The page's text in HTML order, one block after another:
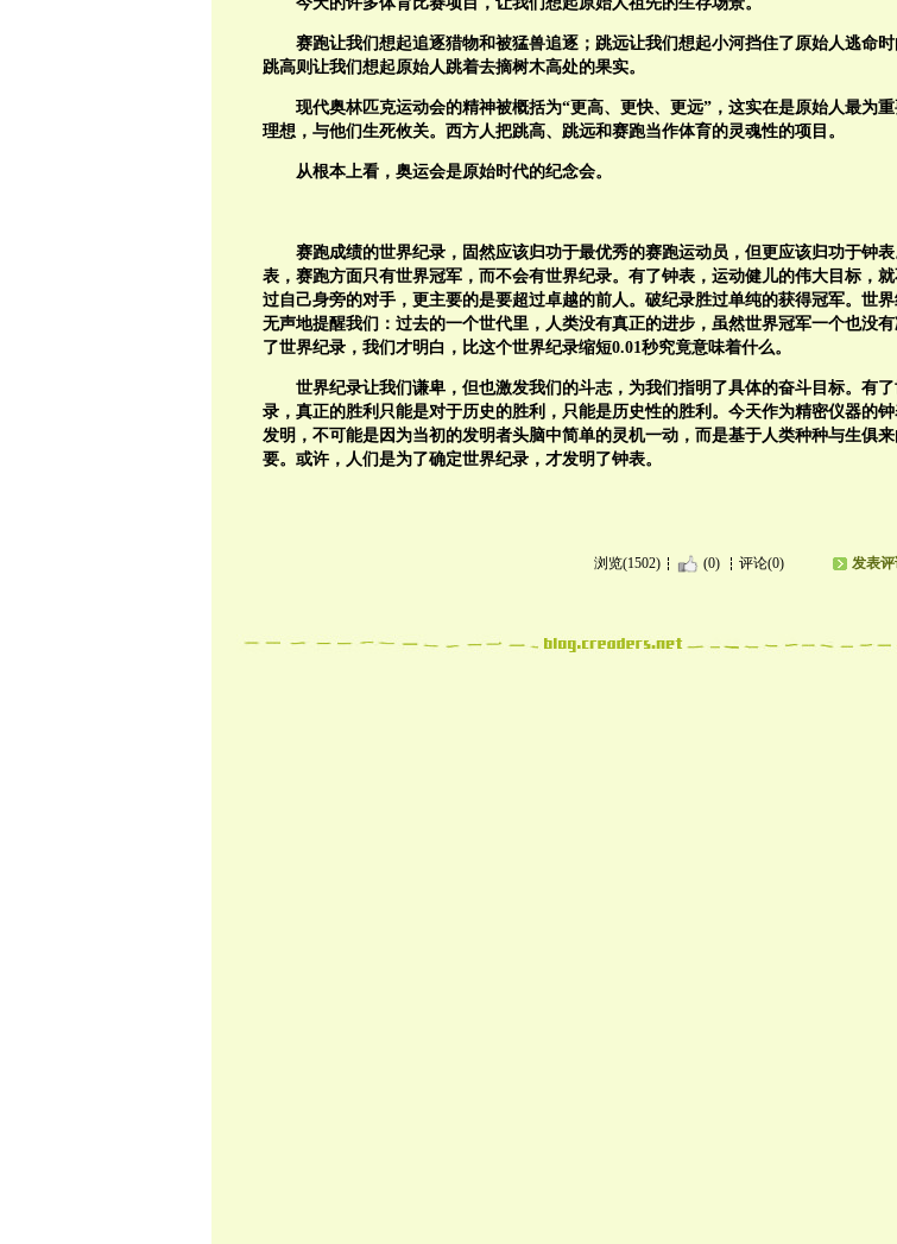
赛跑让我们想起追逐猎物和被猛兽追逐；跳远让我们想起小河挡住了原始人逃命时
跳高则让我们想起原始人跳着去摘树木高处的果实。
现代奥林匹克运动会的精神被概括为“更高、更快、更远”，这实在是原始人最为
理想，与他们生死攸关。西方人把跳高、跳远和赛跑当作体育的灵魂性的项目。
从根本上看，奥运会是原始时代的纪念会。
赛跑成绩的世界纪录，固然应该归功于最优秀的赛跑运动员，但更应该归功于钟
表，赛跑方面只有世界冠军，而不会有世界纪录。有了钟表，运动健儿的伟大目标，
过自己身旁的对手，更主要的是要超过卓越的前人。破纪录胜过单纯的获得冠军。世
无声地提醒我们：过去的一个世代里，人类没有真正的进步，虽然世界冠军一个也没
了世界纪录，我们才明白，比这个世界纪录缩短0.01秒究竟意味着什么。
世界纪录让我们谦卑，但也激发我们的斗志，为我们指明了具体的奋斗目标。有
录，真正的胜利只能是对于历史的胜利，只能是历史性的胜利。今天作为精密仪器的
发明，不可能是因为当初的发明者头脑中简单的灵机一动，而是基于人类种种与生俱
要。或许，人们是为了确定世界纪录，才发明了钟表。
浏览(1502) (0) 评论(0) 发表评